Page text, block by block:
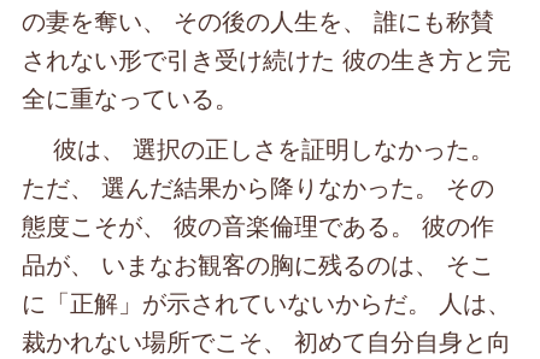
の妻を奪い、 その後の人生を、 誰にも称賛
されない形で引き受け続けた 彼の生き方と完
全に重なっている。
彼は、 選択の正しさを証明しなかった。
ただ、 選んだ結果から降りなかった。 その
態度こそが、 彼の音楽倫理である。 彼の作
品が、 いまなお観客の胸に残るのは、 そこ
に「正解」が示されていないからだ。 人は、
裁かれない場所でこそ、 初めて自分自身と向